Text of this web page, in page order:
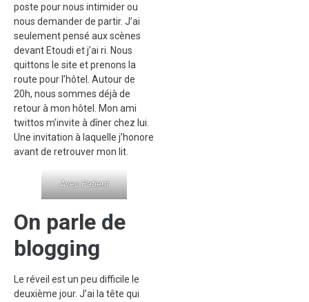
poste pour nous intimider ou
nous demander de partir. J’ai
seulement pensé aux scènes
devant Etoudi et j’ai ri. Nous
quittons le site et prenons la
route pour l’hôtel. Autour de
20h, nous sommes déjà de
retour à mon hôtel. Mon ami
twittos m’invite à dîner chez lui.
Une invitation à laquelle j’honore
avant de retrouver mon lit.
Avec Patient
On parle de
blogging
Le réveil est un peu difficile le
deuxième jour. J’ai la tête qui